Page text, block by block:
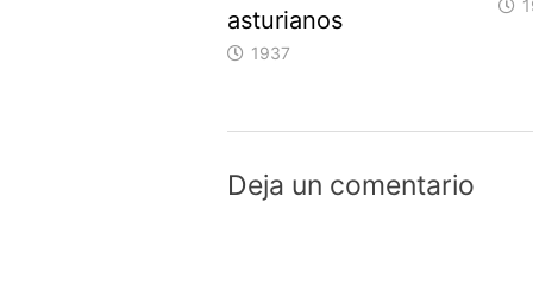
asturianos
1937
Deja un comentario